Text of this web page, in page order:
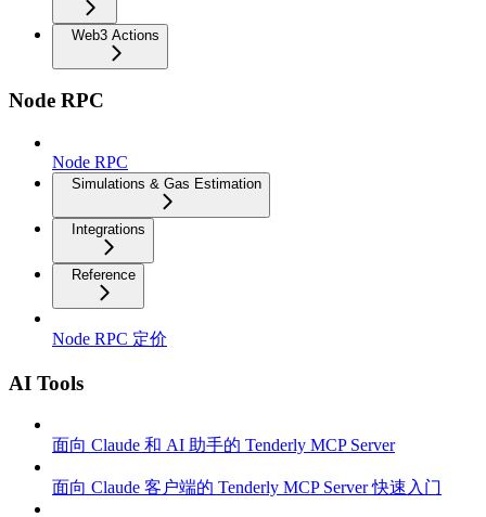
Web3 Actions
Node RPC
Node RPC
Simulations & Gas Estimation
Integrations
Reference
Node RPC 定价
AI Tools
面向 Claude 和 AI 助手的 Tenderly MCP Server
面向 Claude 客户端的 Tenderly MCP Server 快速入门